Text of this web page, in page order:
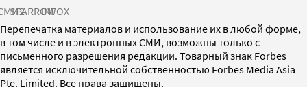
SPARROWINFOX
Перепечатка материалов и использование их в любой форме,
в том числе и в электронных СМИ, возможны только с
письменного разрешения редакции. Товарный знак Forbes
является исключительной собственностью Forbes Media Asia
Pte. Limited. Все права защищены.